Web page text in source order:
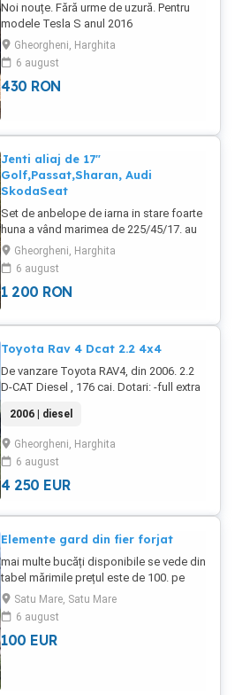
Noi nouțe. Fără urme de uzură. Pentru
modele Tesla S anul 2016
Gheorgheni, Harghita
6 august
430 RON
Jenti aliaj de 17"
Golf,Passat,Sharan, Audi
SkodaSeat
Set de anbelope de iarna in stare foarte
huna a vând marimea de 225/45/17. au
foat tulajé aproximativ 3000 km. Jenti se
aliaj ce se potrivesc la Vw Passat,
Golf,Sharan Seat, Skoda sau Audi
distanța prezoanelor 5x112 Jentile se
Gheorgheni, Harghita
6 august
1 200 RON
Toyota Rav 4 Dcat 2.2 4x4
De vanzare Toyota RAV4, din 2006. 2.2
D-CAT Diesel , 176 cai. Dotari: -full extra
electric, -oglinzi electrice rabatabile -
tempomat. 4x4, nu a fost forjat pe
offroad -ABS, senzor de ploaie și
lumină , cârlig de remorcare detașabil -
ITP, RCA, Rovineta valabilă -radio cd
keyless, buton start stop -geamuri
fumurii -oglinda retrovizoare cu filtru de
lumina -acumulator nou Mașina este in
utilizare zilnică, fără defecțiuni ascunse.
Nu are rugină. Se vinde cu fiscal.
2006 | diesel
Gheorgheni, Harghita
6 august
4 250 EUR
Elemente gard din fier forjat
mai multe bucăți disponibile se vede din
tabel mărimile prețul este de 100. pe
metru pătrat
Satu Mare, Satu Mare
6 august
100 EUR